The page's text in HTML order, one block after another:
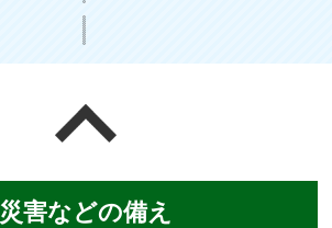
災害などの備え